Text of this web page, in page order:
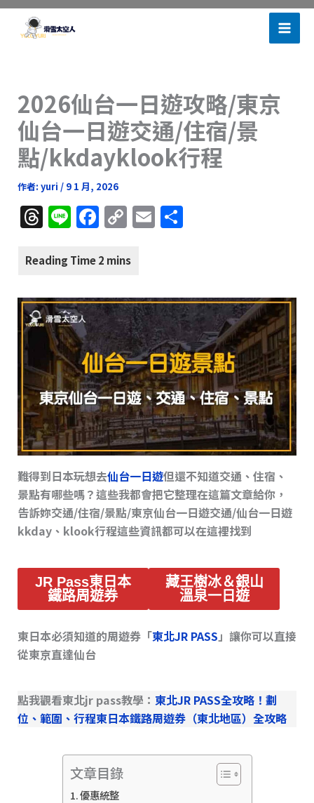
跳
2026仙台一日遊攻略/東京
仙台一日遊交通/住宿/景
點/kkdayklook行程
作者: yuri / 9 1 月, 2026
T
h
re
d
s
Li
n
e
F
a
c
b
o
o
k
C
o
p
Li
n
k
E
m
分
難得到日本玩想去仙台一日遊但還不知道交通、住宿、
景點有哪些嗎？這些我都會把它整理在這篇文章給你，
告訴妳交通/住宿/景點/東京仙台一日遊交通/仙台一日遊
kkday、klook行程這些資訊都可以在這裡找到
JR Pass東日本
鐵路周遊券
藏王樹冰＆銀山
溫泉一日遊
東日本必須知道的周遊券「東北JR PASS 」讓你可以直接
從東京直達仙台
點我觀看東北jr pass教學： 東北JR PASS全攻略！劃
位、範圍、行程東日本鐵路周遊券（東北地區）全攻略
文章目錄
優惠統整